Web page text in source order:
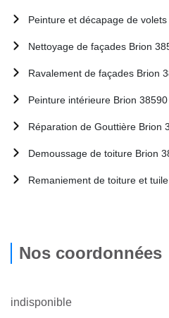
Peinture et décapage de
Nettoyage de façades Brion
Ravalement de façades Brion
Peinture intérieure Brion 38590
Réparation de Gouttière Brion
Demoussage de toiture Brion
Remaniement de toiture et
Nos coordonnées
indisponible